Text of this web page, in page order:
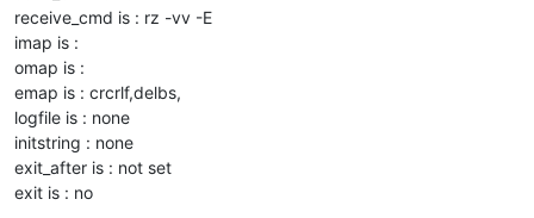
receive_cmd is : rz -vv -E
imap is :
omap is :
emap is : crcrlf,delbs,
logfile is : none
initstring : none
exit_after is : not set
exit is : no